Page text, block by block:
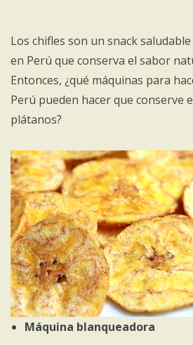
Los chifles son un snack
en Perú que conserva el sabor
Entonces, ¿qué máquinas para
Perú pueden hacer que conserve
plátanos?
Máquina blanqueadora